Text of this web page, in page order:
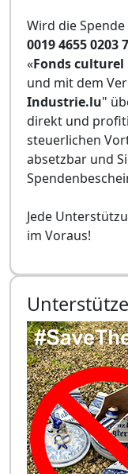
Wird die
0019 4655 0203
«Fonds
und mit dem
Industrie.lu"
direkt und
steuerlichen
absetzbar und
Jede
im Voraus!